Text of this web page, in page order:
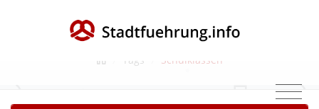
Schlagwort: Schulklassen
Tags Schulklassen